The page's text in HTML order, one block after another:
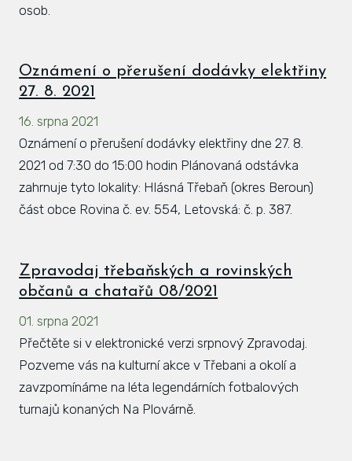
osob.
Oznámení o přerušení dodávky elektřiny
27. 8. 2021
16. srpna 2021
Oznámení o přerušení dodávky elektřiny dne 27. 8.
2021 od 7:30 do 15:00 hodin Plánovaná odstávka
zahrnuje tyto lokality: Hlásná Třebaň (okres Beroun)
část obce Rovina č. ev. 554, Letovská: č. p. 387.
Zpravodaj třebaňských a rovinských
občanů a chatařů 08/2021
01. srpna 2021
Přečtěte si v elektronické verzi srpnový Zpravodaj.
Pozveme vás na kulturní akce v Třebani a okolí a
zavzpomínáme na léta legendárních fotbalových
turnajů konaných Na Plovárně.